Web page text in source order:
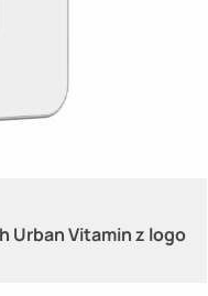
Urban Vitamin z logo